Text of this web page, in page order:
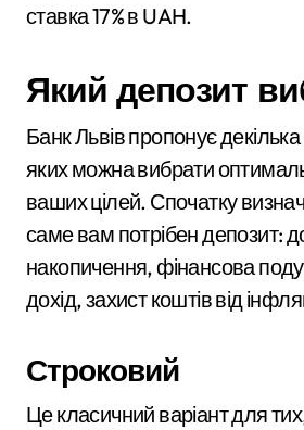
ставка 17% в UAH.
Який депозит
Банк Львів пропонує
яких можна вибрати
ваших цілей. Спочатку
саме вам потрібен депозит:
накопичення, фінансова
дохід, захист коштів від
Строковий
Це класичний варіант для